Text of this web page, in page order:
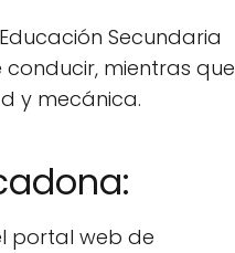
Secundaria
mientras que
y mecánica.
portal web de